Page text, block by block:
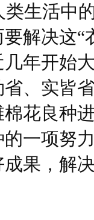
生活中
解决这“
年开始
、实皆
花良种
一项努
果，解